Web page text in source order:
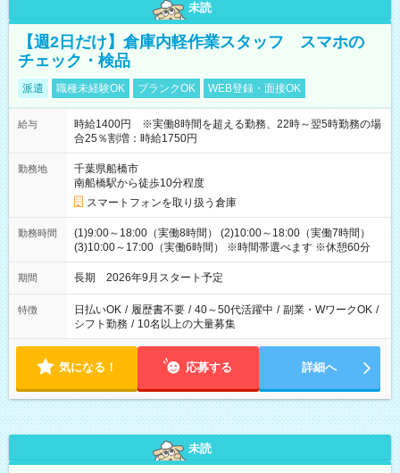
未読
【週2日だけ】倉庫内軽作業スタッフ スマホの
チェック・検品
派遣 職種未経験OK ブランクOK WEB登録・面接OK
給与
時給1400円 ※実働8時間を超える勤務、22時～翌5時勤務の場
合25％割増：時給1750円
勤務地
千葉県船橋市
南船橋駅から徒歩10分程度
スマートフォンを取り扱う倉庫
勤務時間
(1)9:00～18:00（実働8時間） (2)10:00～18:00（実働7時間）
(3)10:00～17:00（実働6時間） ※時間帯選べます ※休憩60分
期間 長期 2026年9月スタート予定
特徴 日払いOK / 履歴書不要 / 40～50代活躍中 / 副業・WワークOK /
シフト勤務 / 10名以上の大量募集
気になる！ 応募する 詳細へ
未読